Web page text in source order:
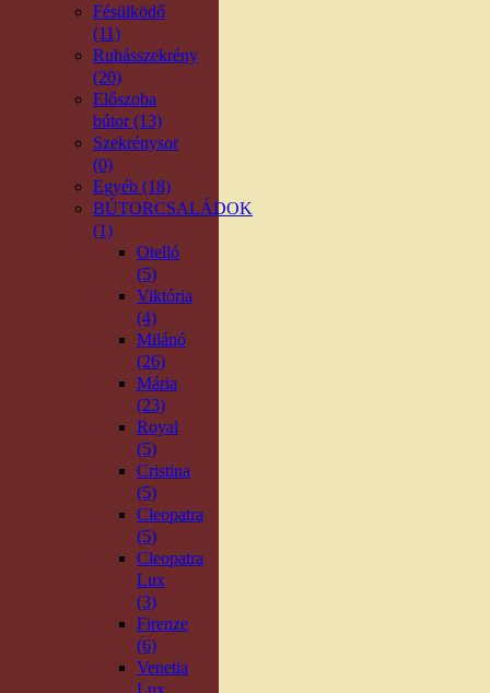
Fésülködő
(11)
Ruhásszekrény
(20)
Előszoba
bútor (13)
Szekrénysor
(0)
Egyéb (18)
BÚTORCSALÁDOK
(1)
Otelló
(5)
Viktória
(4)
Milánó
(26)
Mária
(23)
Royal
(5)
Cristina
(5)
Cleopatra
(5)
Cleopatra
Lux
(3)
Firenze
(6)
Venetia
Lux